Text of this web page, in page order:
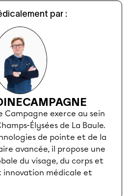
par :
CAMPAGNE
Campagne exerce au sein
Élysées de La Baule.
de pointe et de la
avancée, il propose une
du visage, du corps et
innovation médicale et